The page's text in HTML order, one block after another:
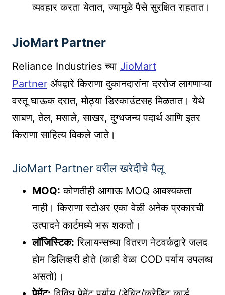
व्यवहार करता येतात, ज्यामुळे पैसे सुरक्षित राहतात।
JioMart Partner
Reliance Industries च्या JioMart
Partner ॲपद्वारे किराणा दुकानदारांना दररोज लागणाऱ्या
वस्तू घाऊक दरात, मोठ्या डिस्काउंटसह मिळतात। येथे
साबण, तेल, मसाले, साखर, दुग्धजन्य पदार्थ आणि इतर
किराणा साहित्य विकले जाते।
JioMart Partner वरील खरेदीचे पैलू
MOQ: कोणतीही आगाऊ MOQ आवश्यकता
नाही। किराणा स्टोअर एका वेळी अनेक प्रकारची
उत्पादने कार्टमध्ये भरू शकतो।
लॉजिस्टिक: रिलायन्सच्या वितरण नेटवर्कद्वारे जलद
होम डिलिव्हरी होते (काही वेळा COD पर्याय उपलब्ध
असतो)।